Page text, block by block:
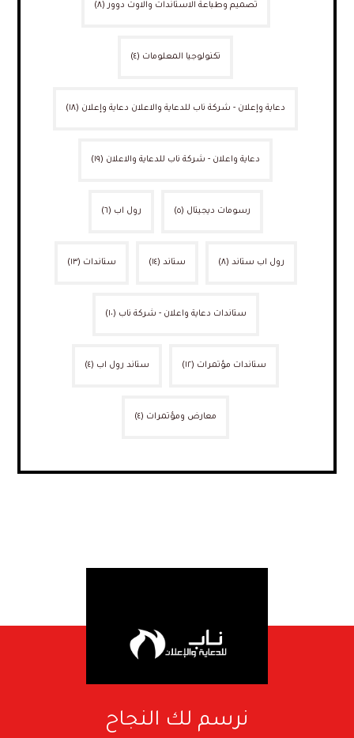
تصميم وطباعة الاستاندات والاوت دوور (٨)
تكنولوجيا المعلومات (٤)
دعاية وإعلان - شركة ناب للدعاية والاعلان دعاية وإعلان (١٨)
دعاية واعلان - شركة ناب للدعاية والاعلان (١٩)
رسومات ديجيتال (٥) رول اب (٦)
رول اب ستاند (٨) ستاند (١٤) ستاندات (١٣)
ستاندات دعاية واعلان - شركة ناب (١٠)
ستاندات مؤتمرات (١٢) ستاند رول اب (٤)
معارض ومؤتمرات (٤)
نرسم لك النجاح